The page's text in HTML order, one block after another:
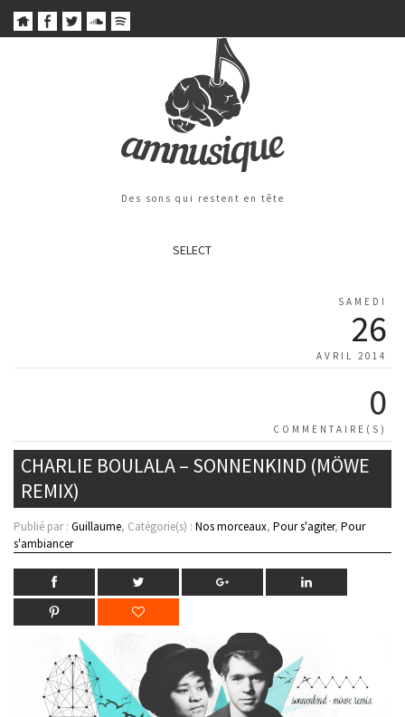
Des sons qui restent en tête
SELECT
SAMEDI
26
AVRIL 2014
0
COMMENTAIRE(S)
CHARLIE BOULALA – SONNENKIND (MÖWE
REMIX)
Publié par : Guillaume, Catégorie(s) : Nos morceaux, Pour s'agiter, Pour
s'ambiancer